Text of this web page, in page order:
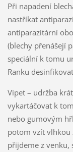
Při napadení
nastříkat
antiparazitární
(blechy přenášejí
speciální k tomu
Ranku
Vipet – udržba
vykartáčovat k
nebo gumovým
potom vzít vlhkou
přijdeme z venku,